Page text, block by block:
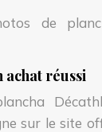
de
achat réussi
sur le site